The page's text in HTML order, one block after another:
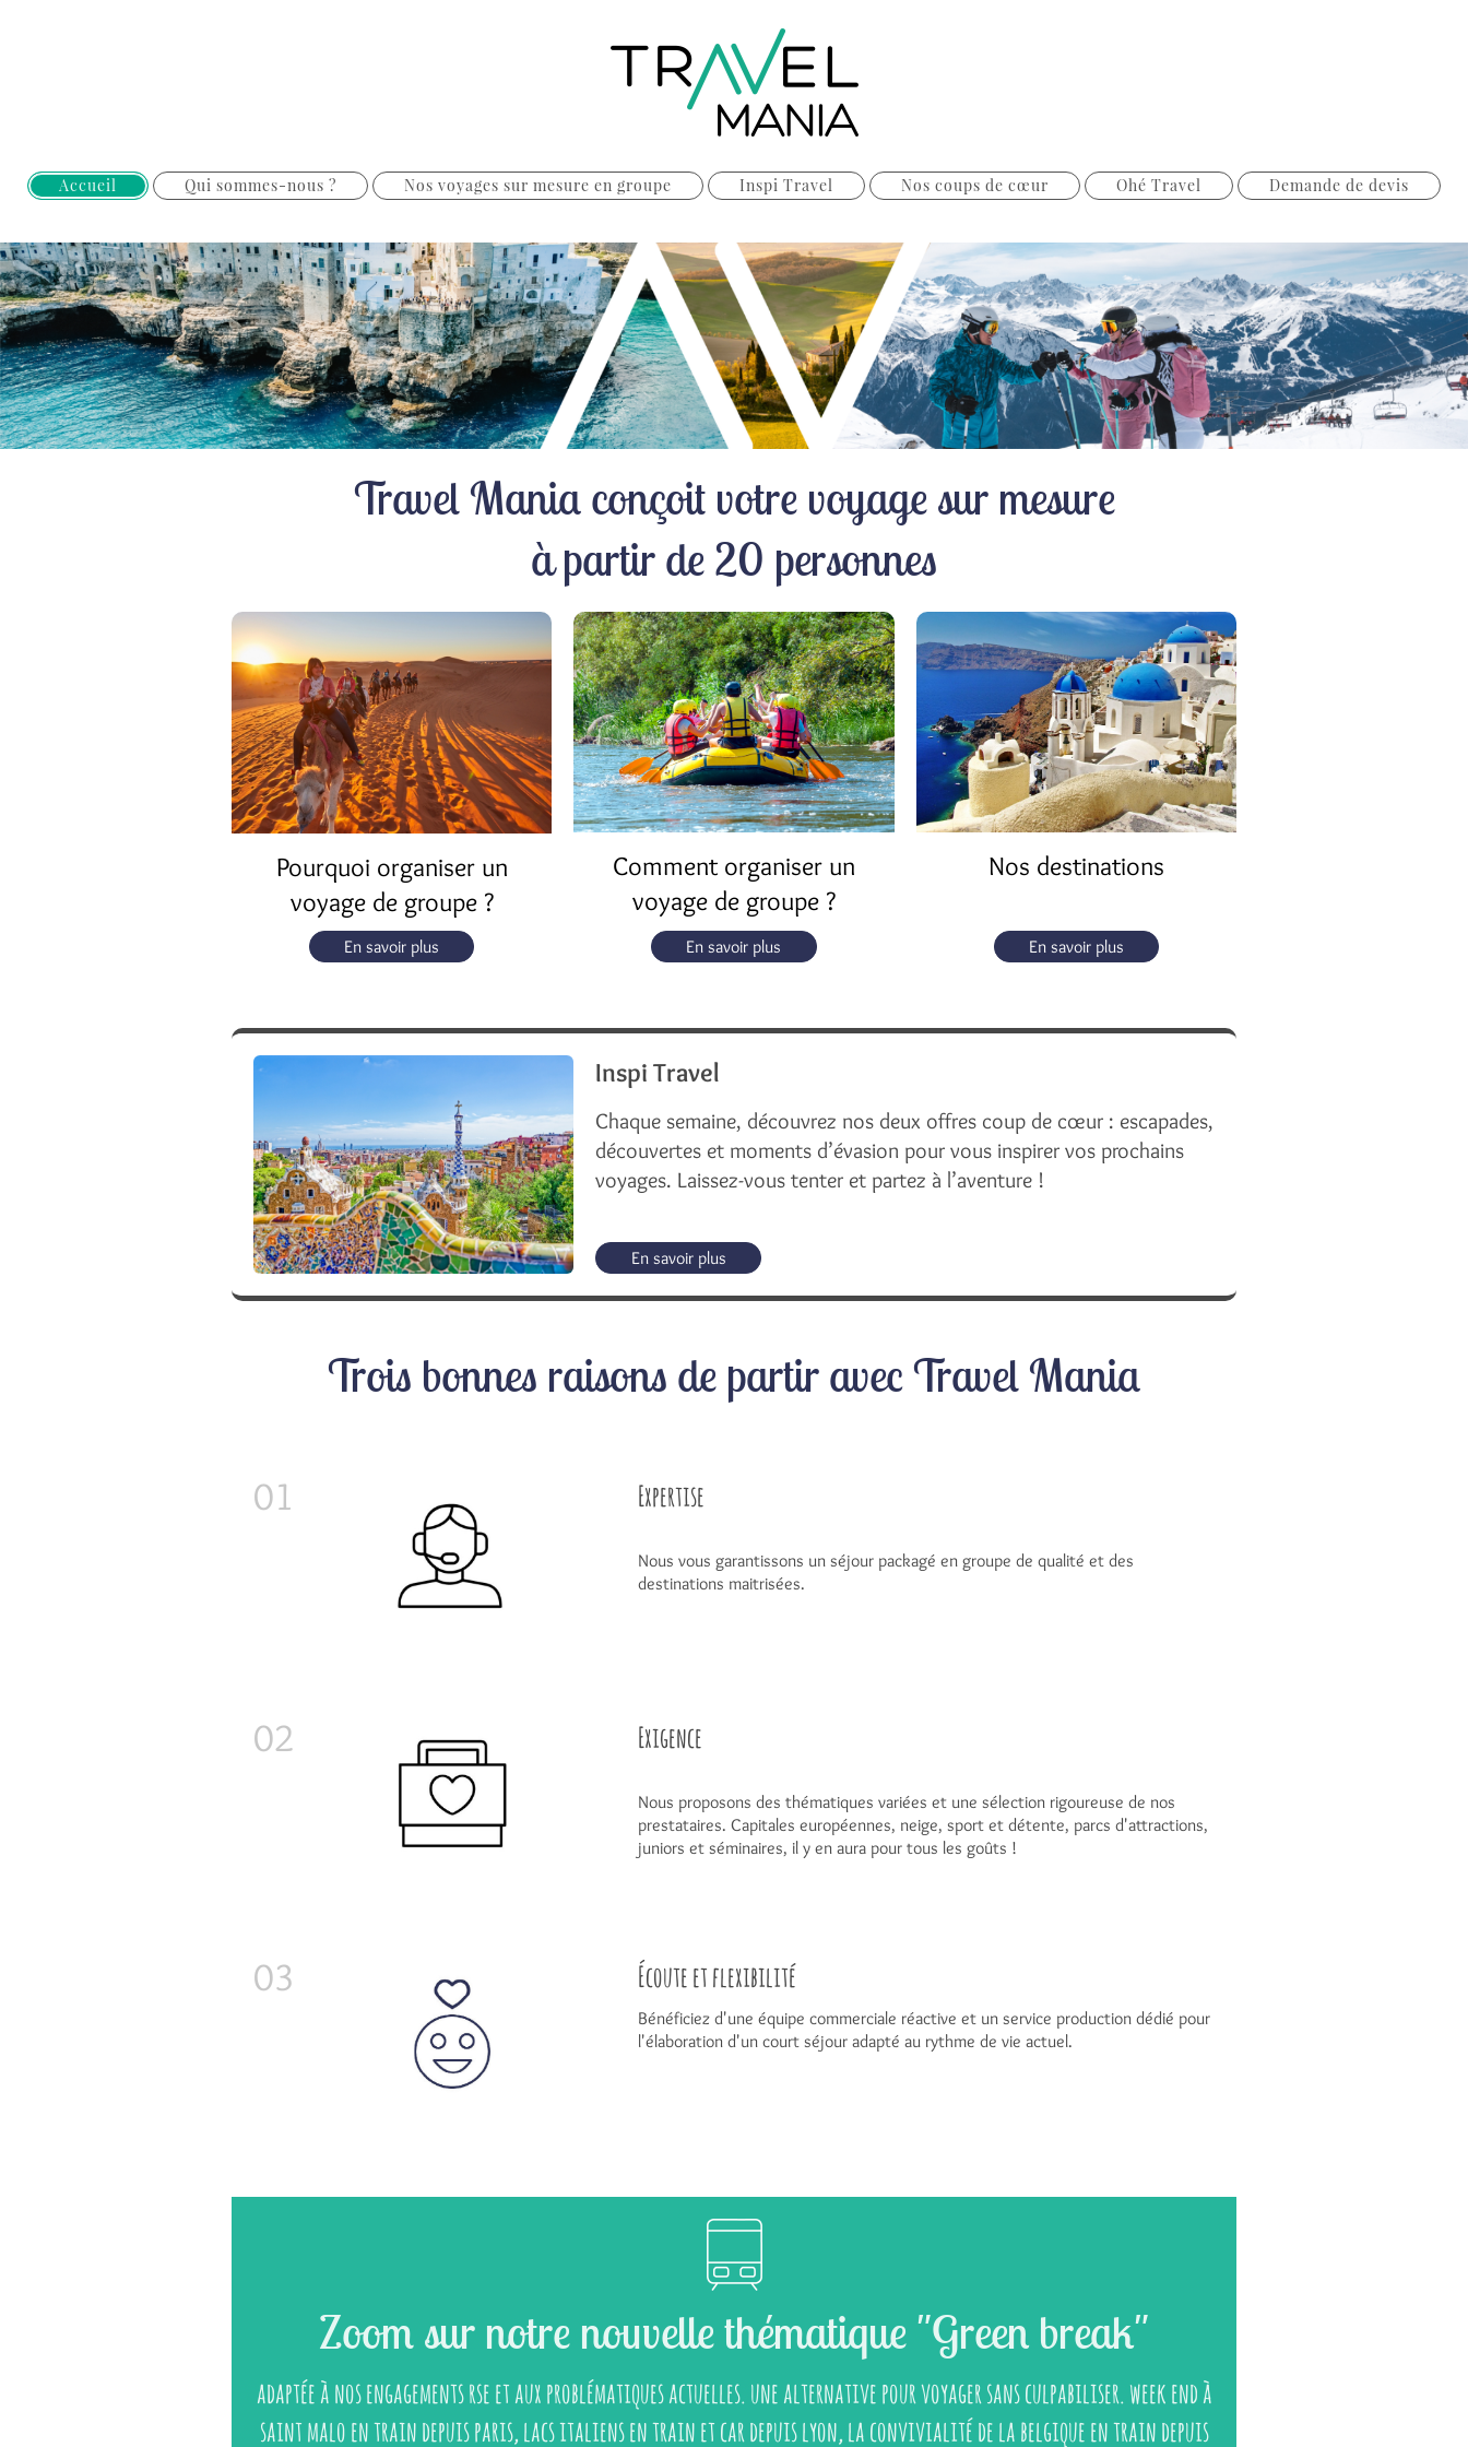
Accueil Qui sommes-nous ? Nos voyages sur mesure en groupe Inspi Travel Nos coups de cœur Ohé Travel Demande de devis
Travel Mania conçoit votre voyage sur mesure
à partir de 20 personnes
Pourquoi organiser un
voyage de groupe ?
En savoir plus
Comment organiser un
voyage de groupe ?
En savoir plus
Nos destinations
En savoir plus
Inspi Travel
Chaque semaine, découvrez nos deux offres coup de cœur : escapades,
découvertes et moments d’évasion pour vous inspirer vos prochains
voyages. Laissez-vous tenter et partez à l’aventure !
En savoir plus
Trois bonnes raisons de partir avec Travel Mania
Expertise
Nous vous garantissons un séjour packagé en groupe de qualité et des
destinations maitrisées.
Exigence
Nous proposons des thématiques variées et une sélection rigoureuse de nos
prestataires. Capitales européennes, neige, sport et détente, parcs d'attractions,
juniors et séminaires, il y en aura pour tous les goûts !
Écoute et flexibilité
Bénéficiez d'une équipe commerciale réactive et un service production dédié pour
l'élaboration d'un court séjour adapté au rythme de vie actuel.
Zoom sur notre nouvelle thématique "Green break"
adaptée à nos engagements rse et aux problématiques actuelles. une alternative pour voyager sans culpabiliser. week end à
saint malo en train depuis paris, lacs italiens en train et car depuis lyon, la convivialité de la belgique en train depuis